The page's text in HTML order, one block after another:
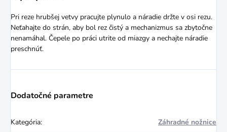
Pri reze hrubšej vetvy pracujte plynulo a náradie držte v osi rezu.
Neťahajte do strán, aby bol rez čistý a mechanizmus sa zbytočne
nenamáhal. Čepele po práci utrite od miazgy a nechajte náradie
preschnúť.
Dodatočné parametre
Kategória: Záhradné nožnice